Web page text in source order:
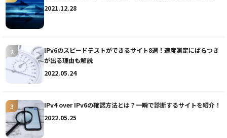
2021.12.28
IPv6のスピードテストができるサイト8選！速度測定にばらつき
が出る理由も解説
2022.05.24
IPv4 over IPv6の確認方法とは？一瞬で診断するサイトを紹介！
2022.05.25